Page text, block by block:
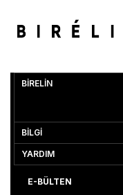
BİRELİN
BİLGİ
YARDIM
E-BÜLTEN